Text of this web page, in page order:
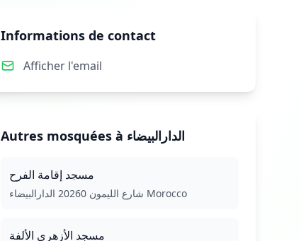
Informations de contact
Afficher l'email
Autres mosquées à الدارالبيضاء
مسجد إقامة الفرح
شارع الليمون 20260 الدارالبيضاء Morocco
مسجد الأزهري الألفة